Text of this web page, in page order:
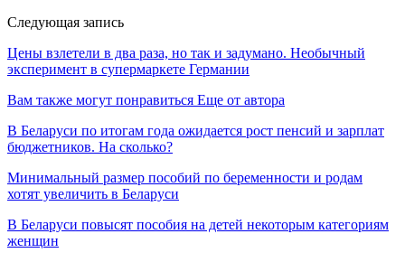
Следующая запись
Цены взлетели в два раза, но так и задумано. Необычный
эксперимент в супермаркете Германии
Вам также могут понравиться Еще от автора
В Беларуси по итогам года ожидается рост пенсий и зарплат
бюджетников. На сколько?
Минимальный размер пособий по беременности и родам
хотят увеличить в Беларуси
В Беларуси повысят пособия на детей некоторым категориям
женщин